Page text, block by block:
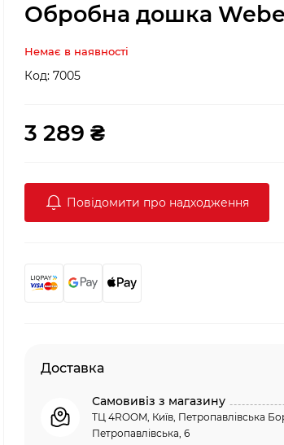
Обробна дошка
Немає в наявності
Код: 7005
3 289 ₴
Повідомити про надходження
Доставка
Самовивіз з магазину
ТЦ 4ROOM, Київ, Петропавлівська
Петропавлівська, 6